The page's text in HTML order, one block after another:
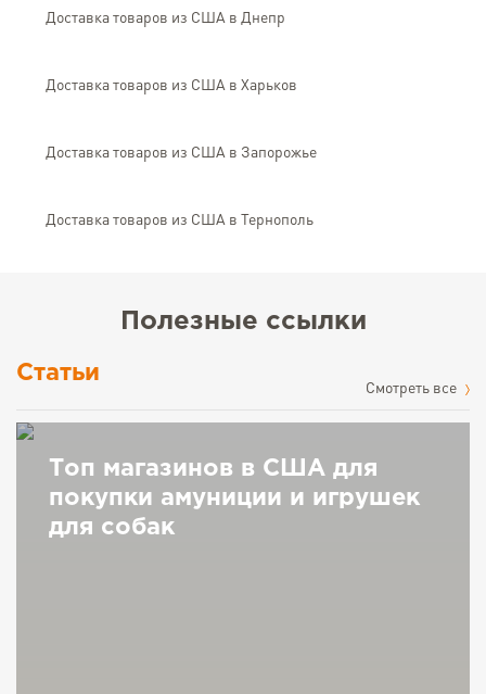
Доставка товаров из США в Днепр
Доставка товаров из США в Харьков
Доставка товаров из США в Запорожье
Доставка товаров из США в Тернополь
Полезные ссылки
Статьи
Cмотреть все
Топ магазинов в США для
покупки амуниции и игрушек
для собак